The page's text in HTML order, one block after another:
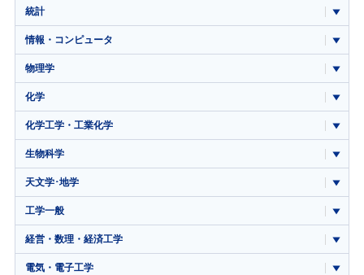
統計
情報・コンピュータ
物理学
化学
化学工学・工業化学
生物科学
天文学･地学
工学一般
経営・数理・経済工学
電気・電子工学